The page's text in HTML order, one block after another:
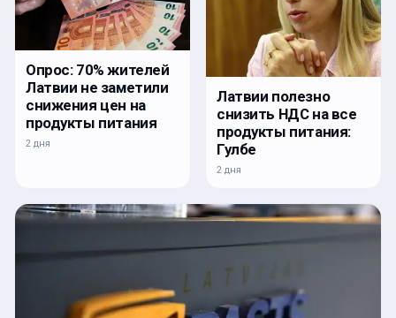
Опрос: 70% жителей
Латвии не заметили
снижения цен на
продукты питания
2 дня
Латвии полезно
снизить НДС на все
продукты питания:
Гулбе
2 дня